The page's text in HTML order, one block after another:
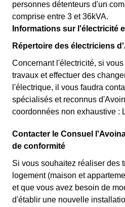
personnes détenteurs d'un
comprise entre 3 et 36kVA.
Informations sur l'électricité
Répertoire des électriciens
Concernant l'électricité, si
travaux et effectuer des
l'électrique, il vous faudra
spécialisés et reconnus
coordonnées non exhaustive :
Contacter le Consuel
de conformité
Si vous souhaitez réaliser des
logement (maison et
et que vous avez besoin de
d'établir une nouvelle